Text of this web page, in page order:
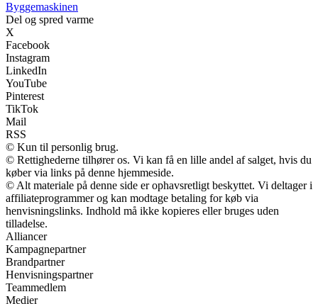
Byggemaskinen
Del og spred varme
X
Facebook
Instagram
LinkedIn
YouTube
Pinterest
TikTok
Mail
RSS
© Kun til personlig brug.
© Rettighederne tilhører os. Vi kan få en lille andel af salget, hvis du
køber via links på denne hjemmeside.
© Alt materiale på denne side er ophavsretligt beskyttet. Vi deltager i
affiliateprogrammer og kan modtage betaling for køb via
henvisningslinks. Indhold må ikke kopieres eller bruges uden
tilladelse.
Alliancer
Kampagnepartner
Brandpartner
Henvisningspartner
Teammedlem
Medier